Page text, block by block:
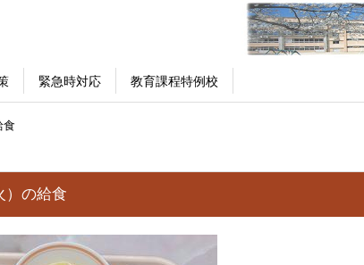
緊急時対応 教育課程特例校
食
）の給食